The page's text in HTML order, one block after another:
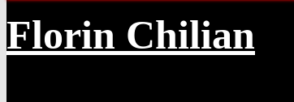
Florin Chilian